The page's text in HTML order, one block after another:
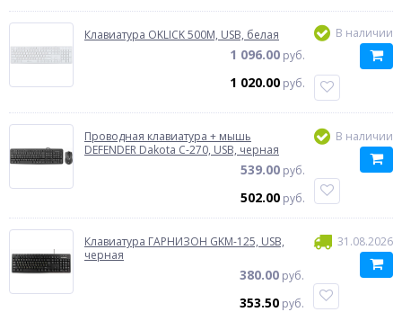
Клавиатура OKLICK 500M, USB, белая
1 096.00 руб.
1 020.00 руб.
В наличии
Проводная клавиатура + мышь
DEFENDER Dakota C-270, USB, черная
539.00 руб.
502.00 руб.
В наличии
Клавиатура ГАРНИЗОН GKM-125, USB,
черная
380.00 руб.
353.50 руб.
31.08.2026